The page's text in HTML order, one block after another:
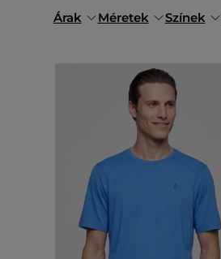
Árak Méretek Színek